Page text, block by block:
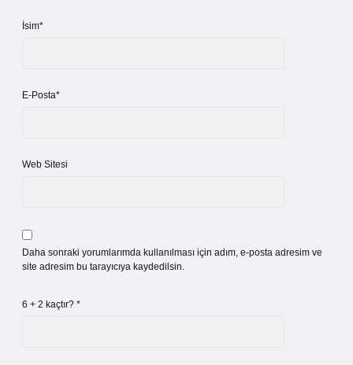
İsim*
E-Posta*
Web Sitesi
Daha sonraki yorumlarımda kullanılması için adım, e-posta adresim ve
site adresim bu tarayıcıya kaydedilsin.
6 + 2 kaçtır? *